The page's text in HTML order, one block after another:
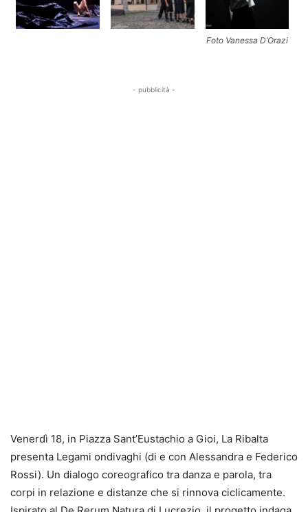
Foto Vanessa D’Orazi
- pubblicità -
Venerdì 18, in Piazza Sant’Eustachio a Gioi, La Ribalta
presenta Legami ondivaghi (di e con Alessandra e Federico
Rossi). Un dialogo coreografico tra danza e parola, tra
corpi in relazione e distanze che si rinnova ciclicamente.